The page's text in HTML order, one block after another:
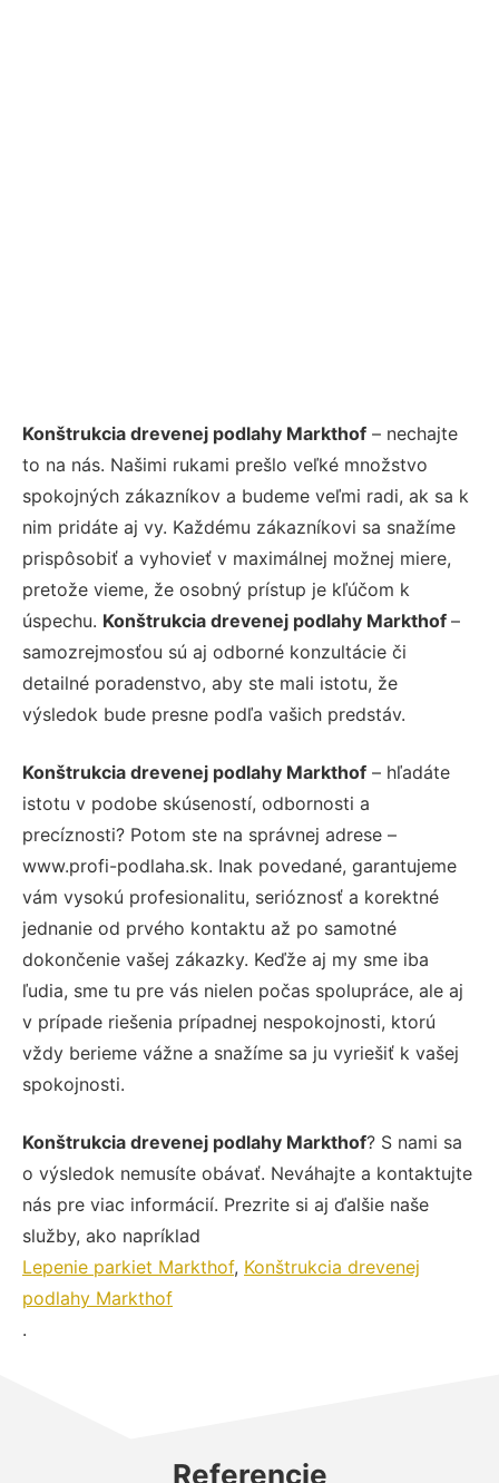
Konštrukcia drevenej podlahy Markthof – nechajte
to na nás. Našimi rukami prešlo veľké množstvo
spokojných zákazníkov a budeme veľmi radi, ak sa k
nim pridáte aj vy. Každému zákazníkovi sa snažíme
prispôsobiť a vyhovieť v maximálnej možnej miere,
pretože vieme, že osobný prístup je kľúčom k
úspechu. Konštrukcia drevenej podlahy Markthof –
samozrejmosťou sú aj odborné konzultácie či
detailné poradenstvo, aby ste mali istotu, že
výsledok bude presne podľa vašich predstáv.
Konštrukcia drevenej podlahy Markthof – hľadáte
istotu v podobe skúseností, odbornosti a
precíznosti? Potom ste na správnej adrese –
www.profi-podlaha.sk. Inak povedané, garantujeme
vám vysokú profesionalitu, serióznosť a korektné
jednanie od prvého kontaktu až po samotné
dokončenie vašej zákazky. Keďže aj my sme iba
ľudia, sme tu pre vás nielen počas spolupráce, ale aj
v prípade riešenia prípadnej nespokojnosti, ktorú
vždy berieme vážne a snažíme sa ju vyriešiť k vašej
spokojnosti.
Konštrukcia drevenej podlahy Markthof? S nami sa
o výsledok nemusíte obávať. Neváhajte a kontaktujte
nás pre viac informácií. Prezrite si aj ďalšie naše
služby, ako napríklad
Lepenie parkiet Markthof, Konštrukcia drevenej
podlahy Markthof
.
Referencie